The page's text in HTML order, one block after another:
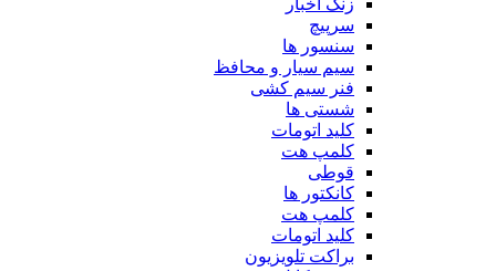
زنگ اخبار
سرپیچ
سنسور ها
سیم سیار و محافظ
فنر سیم کشی
شستی ها
کلید اتومات
کلمپ هت
قوطی
کانکتور ها
کلمپ هت
کلید اتومات
براکت تلویزیون